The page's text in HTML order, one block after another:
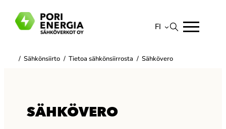
Siirry
sisältöön
FI
/ Sähkönsiirto / Tietoa sähkönsiirrosta / Sähkövero
SÄHKÖVERO